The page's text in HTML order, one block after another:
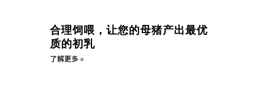
合理饲喂，让您的母猪产出最优
质的初乳
了解更多 »